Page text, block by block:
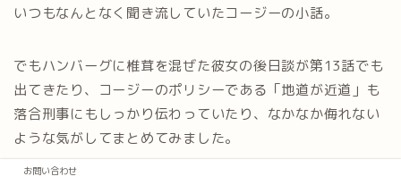
いつもなんとなく聞き流していたコージーの小話。
でもハンバーグに椎茸を混ぜた彼女の後日談が第13話でも
出てきたり、コージーのポリシーである「地道が近道」も
落合刑事にもしっかり伝わっていたり、なかなか侮れない
ような気がしてまとめてみました。
お問い合わせ